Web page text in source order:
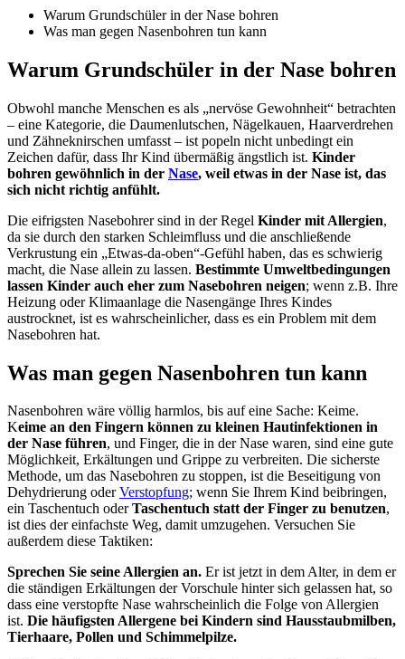
Warum Grundschüler in der Nase bohren
Was man gegen Nasenbohren tun kann
Warum Grundschüler in der Nase bohren
Obwohl manche Menschen es als „nervöse Gewohnheit“ betrachten
– eine Kategorie, die Daumenlutschen, Nägelkauen, Haarverdrehen
und Zähneknirschen umfasst – ist popeln nicht unbedingt ein
Zeichen dafür, dass Ihr Kind übermäßig ängstlich ist. Kinder
bohren gewöhnlich in der Nase, weil etwas in der Nase ist, das
sich nicht richtig anfühlt.
Die eifrigsten Nasebohrer sind in der Regel Kinder mit Allergien,
da sie durch den starken Schleimfluss und die anschließende
Verkrustung ein „Etwas-da-oben“-Gefühl haben, das es schwierig
macht, die Nase allein zu lassen. Bestimmte Umweltbedingungen
lassen Kinder auch eher zum Nasebohren neigen; wenn z.B. Ihre
Heizung oder Klimaanlage die Nasengänge Ihres Kindes
austrocknet, ist es wahrscheinlicher, dass es ein Problem mit dem
Nasebohren hat.
Was man gegen Nasenbohren tun kann
Nasenbohren wäre völlig harmlos, bis auf eine Sache: Keime.
Keime an den Fingern können zu kleinen Hautinfektionen in
der Nase führen, und Finger, die in der Nase waren, sind eine gute
Möglichkeit, Erkältungen und Grippe zu verbreiten. Die sicherste
Methode, um das Nasebohren zu stoppen, ist die Beseitigung von
Dehydrierung oderVerstopfung; wenn Sie Ihrem Kind beibringen,
ein Taschentuch oderTaschentuch statt der Finger zu benutzen,
ist dies der einfachste Weg, damit umzugehen. Versuchen Sie
außerdem diese Taktiken:
Sprechen Sie seine Allergien an. Er ist jetzt in dem Alter, in dem er
die ständigen Erkältungen der Vorschule hinter sich gelassen hat, so
dass eine verstopfte Nase wahrscheinlich die Folge von Allergien
ist. Die häufigsten Allergene bei Kindern sind Hausstaubmilben,
Tierhaare, Pollen und Schimmelpilze.